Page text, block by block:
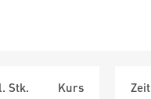
Stk.
Kurs
Zeit